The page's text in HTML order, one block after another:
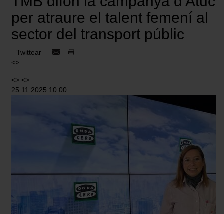
per atraure el talent femení al
sector del transport públic
Twittear
<>
<> <>
25.11.2025 10:00